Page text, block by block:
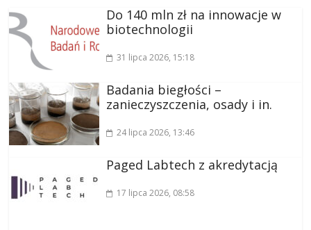
Do 140 mln zł na innowacje w
biotechnologii
31 lipca 2026, 15:18
Badania biegłości –
zanieczyszczenia, osady i in.
24 lipca 2026, 13:46
Paged Labtech z akredytacją
17 lipca 2026, 08:58